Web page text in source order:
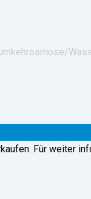
Für weiter